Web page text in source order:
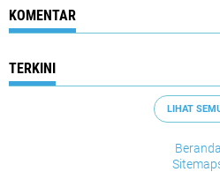
KOMENTAR
TERKINI
LIHAT
Beranda